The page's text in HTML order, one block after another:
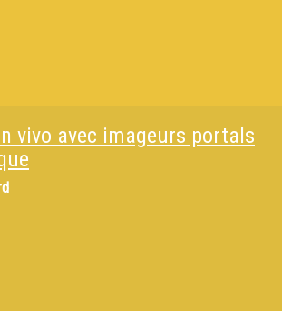
vivo avec imageurs portals